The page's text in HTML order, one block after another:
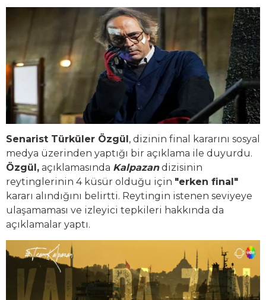
Senarist Türküler Özgül, dizinin final kararını sosyal
medya üzerinden yaptığı bir açıklama ile duyurdu.
Özgül, açıklamasında Kalpazandizisinin
reytinglerinin 4 küsür olduğu için "erken final"
kararı alındığını belirtti. Reytingin istenen seviyeye
ulaşamaması ve izleyici tepkileri hakkında da
açıklamalar yaptı.